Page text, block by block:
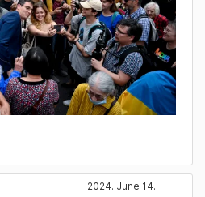
2024. June 14. –